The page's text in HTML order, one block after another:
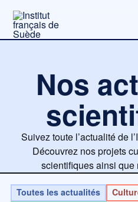
contenu
Nos
Suivez toute l’actualité de
Découvrez nos projets
scientifiques ainsi que
Toutes les actualités